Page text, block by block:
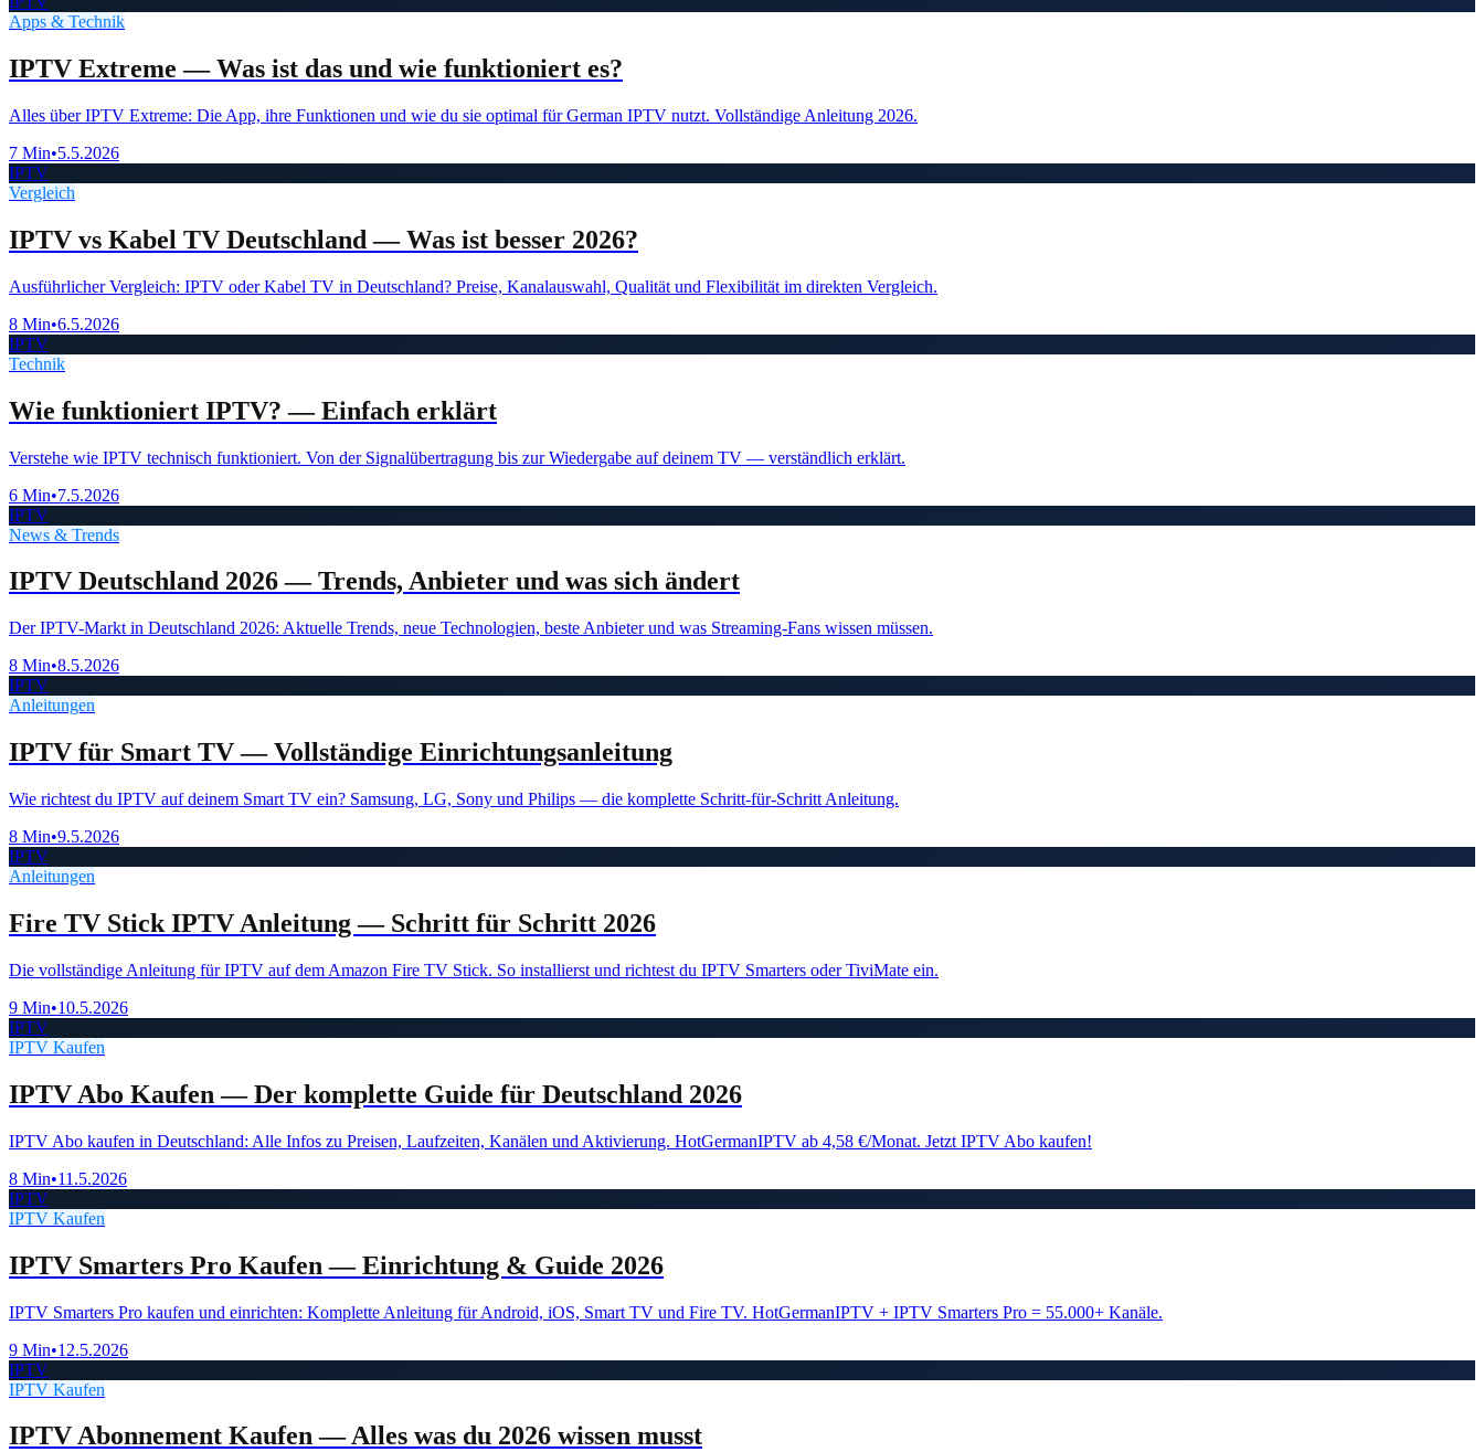
Apps & Technik
IPTV Extreme — Was ist das und wie funktioniert es?
Alles über IPTV Extreme: Die App, ihre Funktionen und wie du sie optimal für German IPTV nutzt. Vollständige Anleitung 2026.
7 Min•5.5.2026
IPTV
Vergleich
IPTV vs Kabel TV Deutschland — Was ist besser 2026?
Ausführlicher Vergleich: IPTV oder Kabel TV in Deutschland? Preise, Kanalauswahl, Qualität und Flexibilität im direkten Vergleich.
8 Min•6.5.2026
IPTV
Technik
Wie funktioniert IPTV? — Einfach erklärt
Verstehe wie IPTV technisch funktioniert. Von der Signalübertragung bis zur Wiedergabe auf deinem TV — verständlich erklärt.
6 Min•7.5.2026
IPTV
News & Trends
IPTV Deutschland 2026 — Trends, Anbieter und was sich ändert
Der IPTV-Markt in Deutschland 2026: Aktuelle Trends, neue Technologien, beste Anbieter und was Streaming-Fans wissen müssen.
8 Min•8.5.2026
IPTV
Anleitungen
IPTV für Smart TV — Vollständige Einrichtungsanleitung
Wie richtest du IPTV auf deinem Smart TV ein? Samsung, LG, Sony und Philips — die komplette Schritt-für-Schritt Anleitung.
8 Min•9.5.2026
IPTV
Anleitungen
Fire TV Stick IPTV Anleitung — Schritt für Schritt 2026
Die vollständige Anleitung für IPTV auf dem Amazon Fire TV Stick. So installierst und richtest du IPTV Smarters oder TiviMate ein.
9 Min•10.5.2026
IPTV
IPTV Kaufen
IPTV Abo Kaufen — Der komplette Guide für Deutschland 2026
IPTV Abo kaufen in Deutschland: Alle Infos zu Preisen, Laufzeiten, Kanälen und Aktivierung. HotGermanIPTV ab 4,58 €/Monat. Jetzt IPTV Abo kaufen!
8 Min•11.5.2026
IPTV
IPTV Kaufen
IPTV Smarters Pro Kaufen — Einrichtung & Guide 2026
IPTV Smarters Pro kaufen und einrichten: Komplette Anleitung für Android, iOS, Smart TV und Fire TV. HotGermanIPTV + IPTV Smarters Pro = 55.000+ Kanäle.
9 Min•12.5.2026
IPTV
IPTV Kaufen
IPTV Abonnement Kaufen — Alles was du 2026 wissen musst